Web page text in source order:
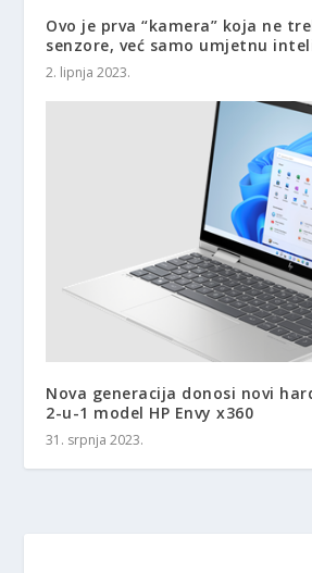
Ovo je prva “kamera” koja ne
senzore, već samo umjetnu
2. lipnja 2023.
Nova generacija donosi novi
2-u-1 model HP Envy x360
31. srpnja 2023.